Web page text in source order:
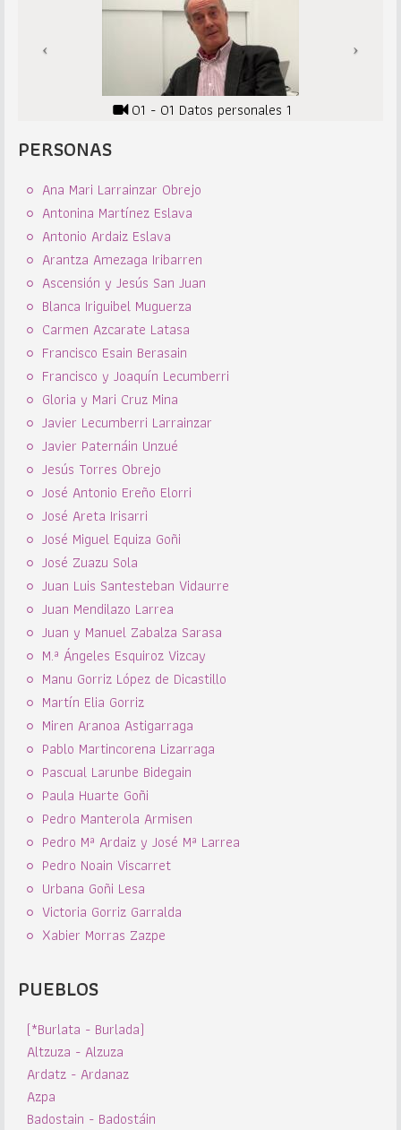
01 - 01 Datos personales 1
PERSONAS
Ana Mari Larrainzar Obrejo
Antonina Martínez Eslava
Antonio Ardaiz Eslava
Arantza Amezaga Iribarren
Ascensión y Jesús San Juan
Blanca Iriguibel Muguerza
Carmen Azcarate Latasa
Francisco Esain Berasain
Francisco y Joaquín Lecumberri
Gloria y Mari Cruz Mina
Javier Lecumberri Larrainzar
Javier Paternáin Unzué
Jesús Torres Obrejo
José Antonio Ereño Elorri
José Areta Irisarri
José Miguel Equiza Goñi
José Zuazu Sola
Juan Luis Santesteban Vidaurre
Juan Mendilazo Larrea
Juan y Manuel Zabalza Sarasa
M.ª Ángeles Esquiroz Vizcay
Manu Gorriz López de Dicastillo
Martín Elia Gorriz
Miren Aranoa Astigarraga
Pablo Martincorena Lizarraga
Pascual Larunbe Bidegain
Paula Huarte Goñi
Pedro Manterola Armisen
Pedro Mª Ardaiz y José Mª Larrea
Pedro Noain Viscarret
Urbana Goñi Lesa
Victoria Gorriz Garralda
Xabier Morras Zazpe
PUEBLOS
(*Burlata - Burlada)
Altzuza - Alzuza
Ardatz - Ardanaz
Azpa
Badostain - Badostáin